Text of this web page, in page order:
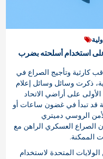
استخدام أسلحته بضرب
كارثية وتأجيج الصراع في
ذكرت وسائل وسائل إعلام
على أراضي الاتحاد
قد تبدأ في غضون ساعات أو
الروسي دميتري
الصراع العسكري الراهن مع
الممكنة.
المتحدة لاستخدام